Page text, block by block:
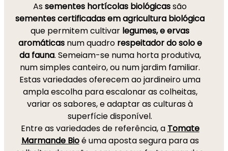
Assementes hortícolas biológicassão
sementes certificadas em agricultura biológica
que permitem cultivar legumes, e ervas
aromáticasnum quadro respeitador do solo e
da fauna. Semeiam-se numa horta produtiva,
num simples canteiro, ou num jardim familiar.
Estas variedades oferecem ao jardineiro uma
ampla escolha para escalonar as colheitas,
variar os sabores, e adaptar as culturas à
superfície disponível.
Entre as variedades de referência, a Tomate
Marmande Bioé uma aposta segura para as